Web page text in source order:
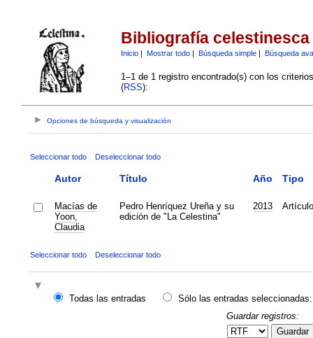
Bibliografía celestinesca
Inicio| Mostrar todo| Búsqueda simple| Búsqueda
1–1 de 1 registro encontrado(s) con los
(RSS):
Opciones de búsqueda y visualización
Seleccionar todo Deseleccionar todo
Autor Título Año Tipo
Macías de
Yoon,
Claudia
Pedro Henríquez Ureña y su
edición de "La Celestina"
2013 Artículo
Seleccionar todo Deseleccionar todo
Todas las entradas
Sólo las entradas seleccionadas:
Guardar registros:
Guardar